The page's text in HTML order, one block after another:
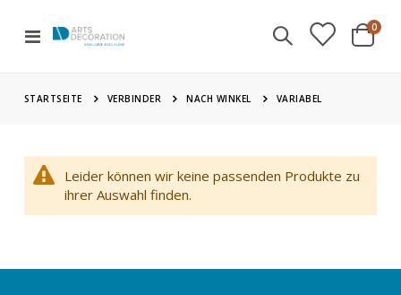
Navigation
Cart
0
STARTSEITE VERBINDER NACH WINKEL VARIABEL
Leider können wir keine passenden Produkte zu
ihrer Auswahl finden.